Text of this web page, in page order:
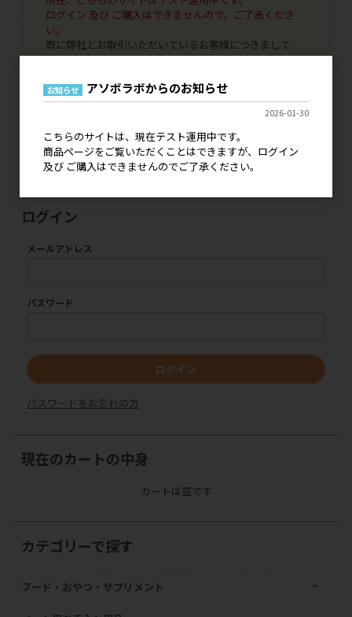
ログイン 及び ご購入はできませんので、ご了承くださ
い。
既に弊社とお取引いただいているお客様につきまして
は、ご登録いただいております情報で引き継ぎがされま
代引き決済、銀行振込決済はご利用いただけませんの
で、NP掛け払いへの変更手続きをお申し込みいただけま
本稼働につきましては、詳細が決まり次第にご案内をい
たします。どうぞよろしくお願いいたします。
ログイン
メールアドレス
パスワード
ログイン
パスワードをお忘れの方
現在のカートの中身
カートは空です
カテゴリーで探す
フード・おやつ・サプリメント
お知らせ アソボラボからのお知らせ
2026-01-30
こちらのサイトは、現在テスト運用中です。
商品ページをご覧いただくことはできますが、ログイン
及び ご購入はできませんのでご了承ください。